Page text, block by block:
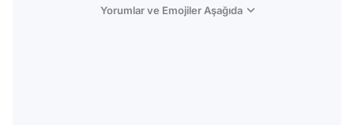
Yorumlar ve Emojiler Aşağıda